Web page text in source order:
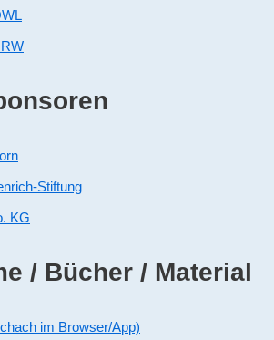
Stiftung
KG
/ Bücher / Material
im Browser/App)